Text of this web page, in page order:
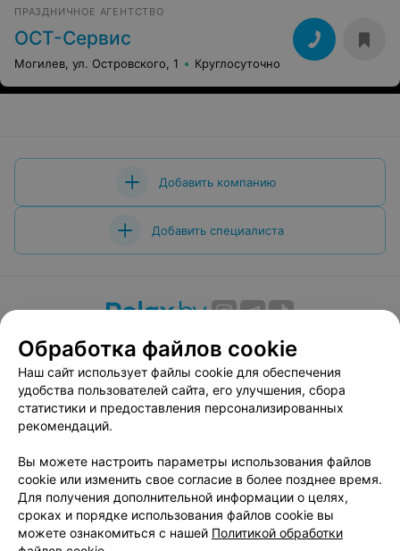
ПРАЗДНИЧНОЕ АГЕНТСТВО
ОСТ-Сервис
Могилев, ул. Островского, 1 Круглосуточно
Добавить компанию
Добавить специалиста
О проекте Новости проекта
Размещение рекламы
Вакансии
Публичный договор
Способы оплаты
Публичный договор по использованию сервиса
«Афиша»
Пользовательское соглашение
Написать в поддержку
Связаться по вопросам сотрудничества
Написать руководителю relax.by
Персональные настройки cookie
Обработка файлов cookie
Наш сайт использует файлы cookie для обеспечения
удобства пользователей сайта, его улучшения, сбора
статистики и предоставления персонализированных
рекомендаций.
Вы можете настроить параметры использования файлов
cookie или изменить свое согласие в более позднее время.
Для получения дополнительной информации о целях,
сроках и порядке использования файлов cookie вы
можете ознакомиться с нашей Политикой обработки